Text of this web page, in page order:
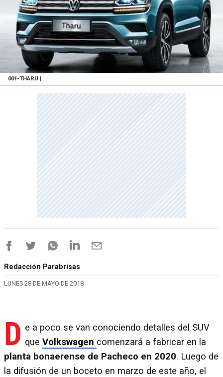
001-THARU
Redacción Parabrisas
LUNES 28 DE MAYO DE 2018
D e a poco se van conociendo detalles del SUV
que Volkswagen comenzará a fabricar en la
planta bonaerense de Pacheco en 2020. Luego de
la difusión de un boceto en marzo de este año, el